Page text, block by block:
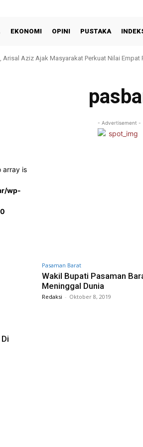
EKONOMI OPINI PUSTAKA
Aziz Ajak Masyarakat Perkuat Nilai Empat
- Advertisement -
array is
wp-
Pasaman Barat
Wakil Bupati Pasaman
Meninggal Dunia
Redaksi - Oktober 8, 2019